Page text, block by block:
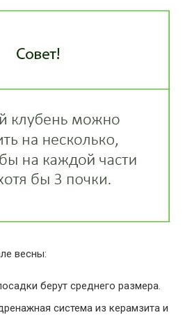
весны:
берут среднего размера.
система из керамзита и